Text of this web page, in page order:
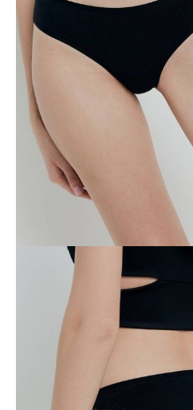
DODAJ DO KOSZYKA
Jak złożyć zamówienie
POWIADOM MNIE O
ПОЛУЧИТЬ ПО EMAIL
Dostawa
Kurier,darmowa od 99 zł
czas dostawy: 1-2 dni robocze
Paczkomaty InPost 24/7,
darmowa od
czas dostawy: 1-2 dni robocze
Odbiór osobisty w sklepie Conte (Łodz)
pn.- czw. 8:00 - 16:00, pt. 8:00 - 14:00
O produkcie
Teksturowana elastyczna koronka o
wzorze, miękka i wygodna bawełna,
Connected poczujesz się elegancko i
Cechy modelu:
· środkowa linia talii,
· wysokiej jakości bawełna,
· geometryczna koronka wszyta na
· zachowanie kształtu i koloru przy